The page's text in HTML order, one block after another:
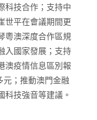
科技合作；支持中
世平在會議期間更
粵澳深度合作區規
入國家發展；支持
澳疫情信息區別報
元；推動澳門金融
科技強音等建議。